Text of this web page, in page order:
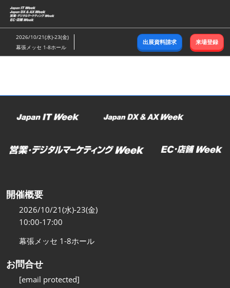
ス
キ
ッ
し
む
2026/10/21(水)-23(金)
幕張メッセ 1-8ホール
出展資料請求 来場登録
開催概要
2026/10/21(水)-23(金)
10:00-17:00
幕張メッセ 1-8ホール
お問合せ
[email protected]